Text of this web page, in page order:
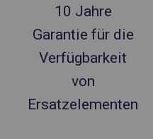
10 Jahre
Garantie für die
Verfügbarkeit
von
Ersatzelementen